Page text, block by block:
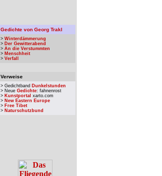
Gedichte von Georg Trakl
> Winterdämmerung
> Der Gewitterabend
> An die Verstummten
> Menschheit
> Verfall
Verweise
> Gedichtband Dunkelstunden
> Neue Gedichte: fahnenrost
> Kunstportal xarto.com
> New Eastern Europe
> Free Tibet
> Naturschutzbund